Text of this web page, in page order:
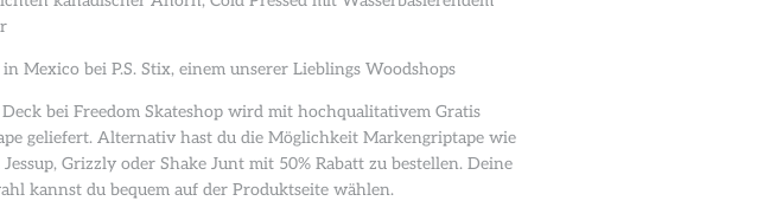
in Mexico bei P.S. Stix, einem unserer Lieblings Woodshops
Deck bei Freedom Skateshop wird mit hochqualitativem Gratis
geliefert. Alternativ hast du die Möglichkeit Markengriptape wie
Jessup, Grizzly oder Shake Junt mit 50% Rabatt zu bestellen. Deine
kannst du bequem auf der Produktseite wählen.